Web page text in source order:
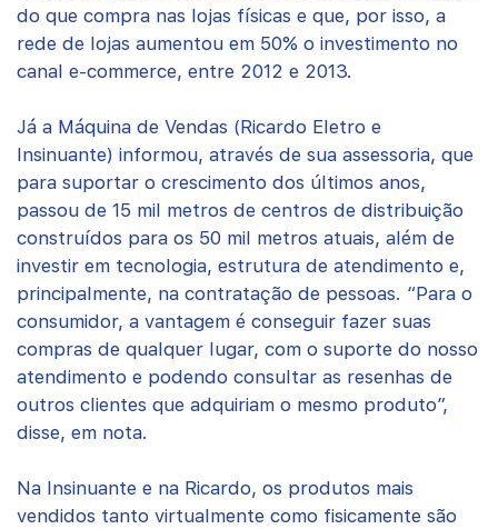
do que compra nas lojas físicas e que, por isso, a
rede de lojas aumentou em 50% o investimento no
canal e-commerce, entre 2012 e 2013.
Já a Máquina de Vendas (Ricardo Eletro e
Insinuante) informou, através de sua assessoria, que
para suportar o crescimento dos últimos anos,
passou de 15 mil metros de centros de distribuição
construídos para os 50 mil metros atuais, além de
investir em tecnologia, estrutura de atendimento e,
principalmente, na contratação de pessoas. “Para o
consumidor, a vantagem é conseguir fazer suas
compras de qualquer lugar, com o suporte do nosso
atendimento e podendo consultar as resenhas de
outros clientes que adquiriam o mesmo produto”,
disse, em nota.
Na Insinuante e na Ricardo, os produtos mais
vendidos tanto virtualmente como fisicamente são